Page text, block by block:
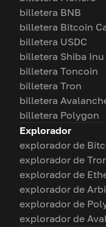
billetera BNB
billetera Bitcoin
billetera USDC
billetera Shiba Inu
billetera Toncoin
billetera Tron
billetera
billetera Polygon
Explorador
explorador de
explorador de
explorador de
explorador de
explorador de
explorador de